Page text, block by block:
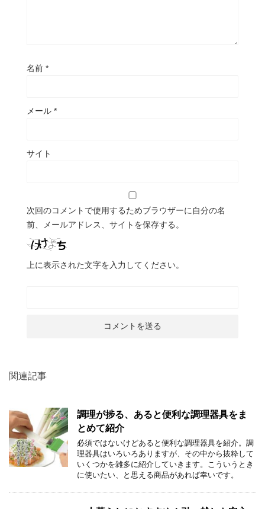
名前 *
メール *
サイト
次回のコメントで使用するためブラウザーに自分の名
前、メールアドレス、サイトを保存する。
上に表示された文字を入力してください。
関連記事
調理が捗る、あると便利な調理器具をま
とめて紹介
必須ではないけどあると便利な調理器具を紹介。調
理器具はいろいろありますが、その中から抜粋して
いくつかを雑多に紹介していきます。こういうとき
に使いたい、と思える商品があれば幸いです。